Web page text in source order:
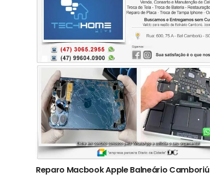
Reparo Macbook Apple Balneário Camboriú